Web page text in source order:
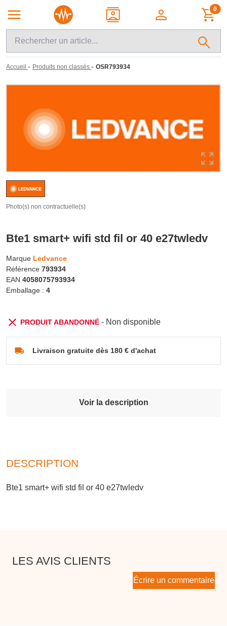
0
Accueil - Produits non classés - OSR793934
Photo(s) non contractuelle(s)
Bte1 smart+ wifi std fil or 40 e27twledv
Marque Ledvance
Référence 793934
EAN 4058075793934
Emballage : 4
PRODUIT ABANDONNÉ- Non disponible
Livraison gratuite dès 180 € d'achat
Voir la description
DESCRIPTION
Bte1 smart+ wifi std fil or 40 e27twledv
LES AVIS CLIENTS
Écrire un commentaire